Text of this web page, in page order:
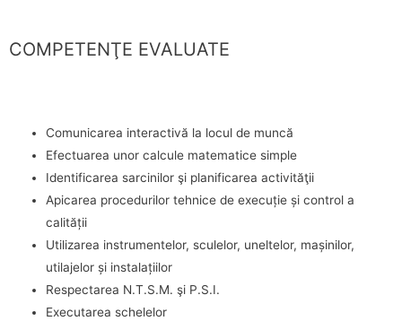
COMPETENŢE EVALUATE
Comunicarea interactivă la locul de muncă
Efectuarea unor calcule matematice simple
Identificarea sarcinilor şi planificarea activităţii
Apicarea procedurilor tehnice de execuție și control a
calității
Utilizarea instrumentelor, sculelor, uneltelor, mașinilor,
utilajelor și instalațiilor
Respectarea N.T.S.M. şi P.S.I.
Executarea schelelor